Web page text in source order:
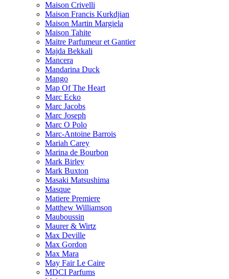
Maison Crivelli
Maison Francis Kurkdjian
Maison Martin Margiela
Maison Tahite
Maitre Parfumeur et Gantier
Majda Bekkali
Mancera
Mandarina Duck
Mango
Map Of The Heart
Marc Ecko
Marc Jacobs
Marc Joseph
Marc O Polo
Marc-Antoine Barrois
Mariah Carey
Marina de Bourbon
Mark Birley
Mark Buxton
Masaki Matsushima
Masque
Matiere Premiere
Matthew Williamson
Mauboussin
Maurer & Wirtz
Max Deville
Max Gordon
Max Mara
May Fair Le Caire
MDCI Parfums